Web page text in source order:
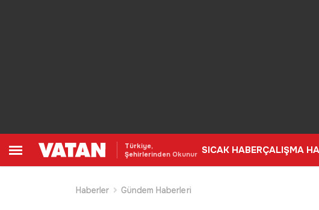
Türkiye,
Şehirlerinden Okunur SICAK HABERÇALIŞMA
Haberler
Gündem Haberleri